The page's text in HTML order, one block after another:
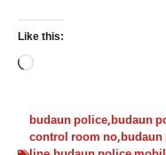
Like this:
Loading…
budaun police,budaun
control room no,budaun